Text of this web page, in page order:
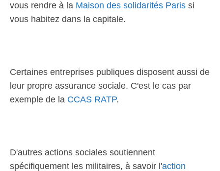
vous rendre à la Maison des solidarités Paris si
vous habitez dans la capitale.
Certaines entreprises publiques disposent aussi de
leur propre assurance sociale. C'est le cas par
exemple de la CCAS RATP.
D'autres actions sociales soutiennent
spécifiquement les militaires, à savoir l'action